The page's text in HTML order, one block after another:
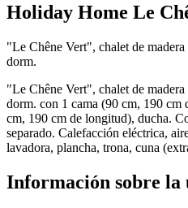
Holiday Home Le
"Le Chêne Vert", chalet de
dorm.
"Le Chêne Vert", chalet de
dorm. con 1 cama (90 cm, 190
cm, 190 cm de longitud), ducha.
separado. Calefacción eléctrica,
lavadora, plancha, trona, cuna
Información sobre la